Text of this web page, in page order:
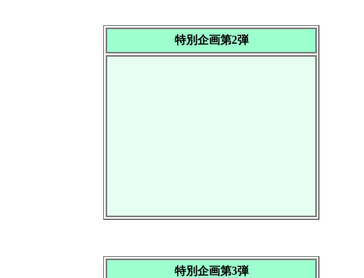
特別企画第2弾
特別企画第3弾